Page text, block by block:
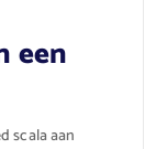
een
scala aan